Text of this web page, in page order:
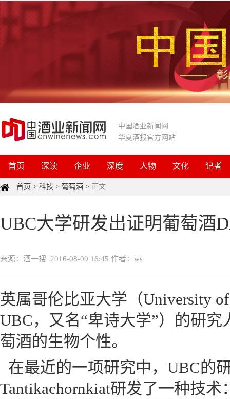
中国酒业新闻网
华夏酒报官方网站
首页 深读 企业 深度 人物 文化 记者
首页 > 科技 > 葡萄酒 > 正文
UBC大学研发出证明葡萄酒
来源：酒一搜 2016-08-09 16:45 作者：ws
英属哥伦比亚大学（University
UBC，又名“卑诗大学”）的研
萄酒的生物个性。
在最近的一项研究中，UBC的
Tantikachornkiat研发了一种技